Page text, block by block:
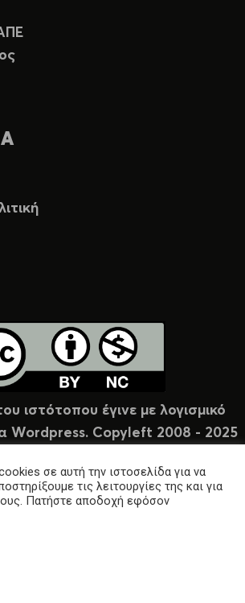
ιστότοπου έγινε με λογισμικό
Wordpress. Copyleft 2008 - 2025
σε αυτή την ιστοσελίδα για να
τις λειτουργίες της και για
Πατήστε αποδοχή εφόσον